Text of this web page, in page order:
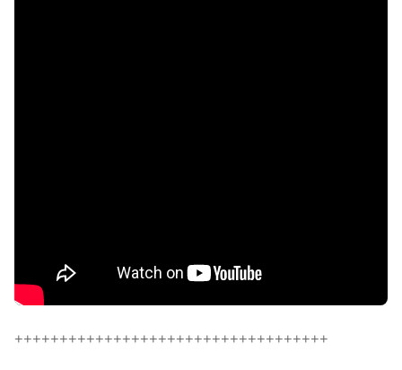
+++++++++++++++++++++++++++++++++++